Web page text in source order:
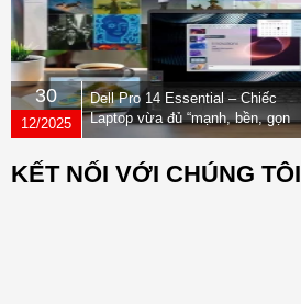
30
12/2025
Dell Pro 14 Essential – Chiếc
Laptop vừa đủ “mạnh, bền, gọn
nhẹ” dành cho dân văn phòng
KẾT NỐI VỚI CHÚNG TÔI